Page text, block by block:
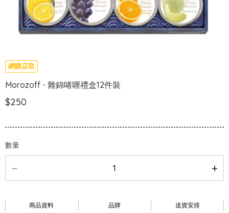
網購店取
Morozoff - 雜錦啫喱禮盒12件裝
$250
數量
商品資料 品牌 送貨安排